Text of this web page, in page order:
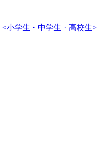
小学生・中学生・高校生>